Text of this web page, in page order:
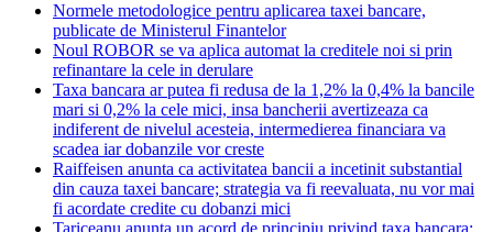
Normele metodologice pentru aplicarea taxei bancare,
publicate de Ministerul Finantelor
Noul ROBOR se va aplica automat la creditele noi si prin
refinantare la cele in derulare
Taxa bancara ar putea fi redusa de la 1,2% la 0,4% la bancile
mari si 0,2% la cele mici, insa bancherii avertizeaza ca
indiferent de nivelul acesteia, intermedierea financiara va
scadea iar dobanzile vor creste
Raiffeisen anunta ca activitatea bancii a incetinit substantial
din cauza taxei bancare; strategia va fi reevaluata, nu vor mai
fi acordate credite cu dobanzi mici